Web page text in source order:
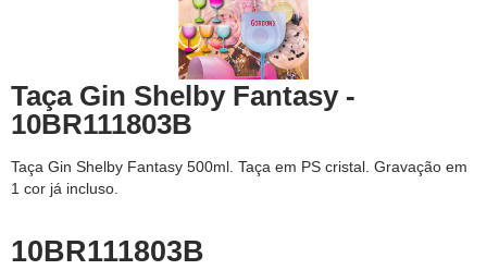
Taça Gin Shelby Fantasy -
10BR111803B
Taça Gin Shelby Fantasy 500ml. Taça em PS cristal. Gravação em
1 cor já incluso.
10BR111803B